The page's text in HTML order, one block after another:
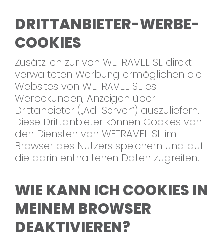
DRITTANBIETER-WERBE-
COOKIES
Zusätzlich zur von WETRAVEL SL direkt
verwalteten Werbung ermöglichen die
Websites von WETRAVEL SL es
Werbekunden, Anzeigen über
Drittanbieter („Ad-Server“) auszuliefern.
Diese Drittanbieter können Cookies von
den Diensten von WETRAVEL SL im
Browser des Nutzers speichern und auf
die darin enthaltenen Daten zugreifen.
WIE KANN ICH COOKIES IN
MEINEM BROWSER
DEAKTIVIEREN?